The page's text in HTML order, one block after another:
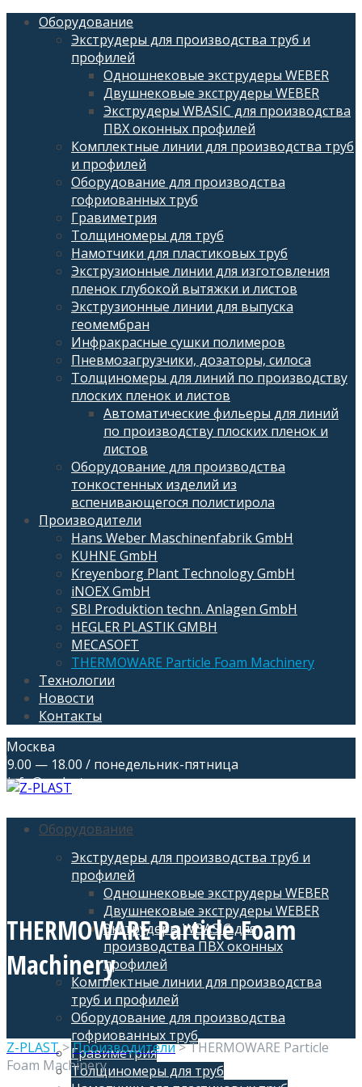
Оборудование
Экструдеры для производства труб и
профилей
Одношнековые экструдеры WEBER
Двушнековые экструдеры WEBER
Экструдеры WBASIC для производства
ПВХ оконных профилей
Комплектные линии для производства труб
и профилей
Оборудование для производства
гофриованных труб
Гравиметрия
Толщиномеры для труб
Намотчики для пластиковых труб
Экструзионные линии для изготовления
пленок глубокой вытяжки и листов
Экструзионные линии для выпуска
геомембран
Инфракрасные сушки полимеров
Пневмозагрузчики, дозаторы, силоса
Толщиномеры для линий по производству
плоских пленок и листов
Автоматические фильеры для линий
по производству плоских пленок и
листов
Оборудование для производства
тонкостенных изделий из
вспенивающегося полистирола
Производители
Hans Weber Maschinenfabrik GmbH
KUHNE GmbH
Kreyenborg Plant Technology GmbH
iNOEX GmbH
SBI Produktion techn. Anlagen GmbH
HEGLER PLASTIK GMBH
MECASOFT
THERMOWARE Particle Foam Machinery
Технологии
Новости
Контакты
Москва
9.00 — 18.00 / понедельник-пятница
info@z-plast.ru
Оборудование
Экструдеры для производства труб и
профилей
Одношнековые экструдеры WEBER
Двушнековые экструдеры WEBER
Экструдеры WBASIC для
производства ПВХ оконных
профилей
Комплектные линии для производства
труб и профилей
Оборудование для производства
гофриованных труб
Гравиметрия
Толщиномеры для труб
THERMOWARE Particle Foam
Machinery
Z-PLAST >Производители>THERMOWARE Particle
Foam Machinery